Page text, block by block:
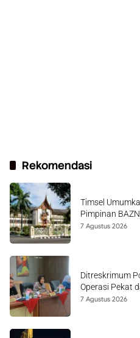
Rekomendasi
Timsel
Pimpinan
7 Agustus 2026
Ditreskrimum
Operasi Pekat
7 Agustus 2026